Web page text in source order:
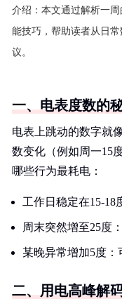
介绍： 本文通过解析一
能技巧，帮助读者从日
议。
一、电表度数的
电表上跳动的数字就
数变化（例如周一15
哪些行为最耗电：
工作日稳定在15-18
周末突然增至25度
某晚异常增加5度：
二、用电高峰解